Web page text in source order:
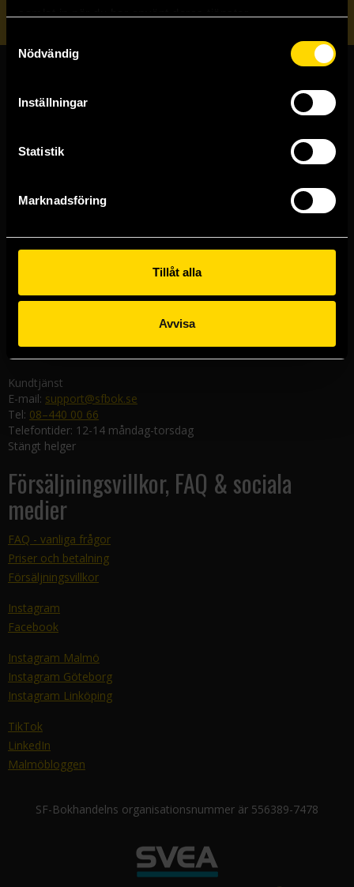
Nödvändig
Inställningar
Statistik
Marknadsföring
Tillåt alla
Avvisa
Butiker & kundtjänst
Västerlånggatan 48
Göteborgsbutiken
Kungsgatan 19
Malmöbutiken
582 19 Linköping
Kundtjänst
E-mail: support@sfbok.se
Tel: 08–440 00 66
Telefontider: 12-14 måndag-torsdag
Stängt helger
Försäljningsvillkor, FAQ & sociala
medier
FAQ - vanliga frågor
Priser och betalning
Försäljningsvillkor
Instagram
Facebook
Instagram Malmö
Instagram Göteborg
Instagram Linköping
TikTok
LinkedIn
Malmöbloggen
SF-Bokhandelns organisationsnummer är 556389-7478